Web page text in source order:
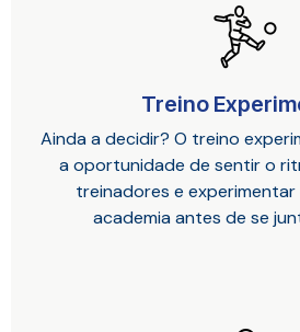
Treino
Ainda a decidir? O treino
a oportunidade de sentir o
treinadores e
academia antes de se